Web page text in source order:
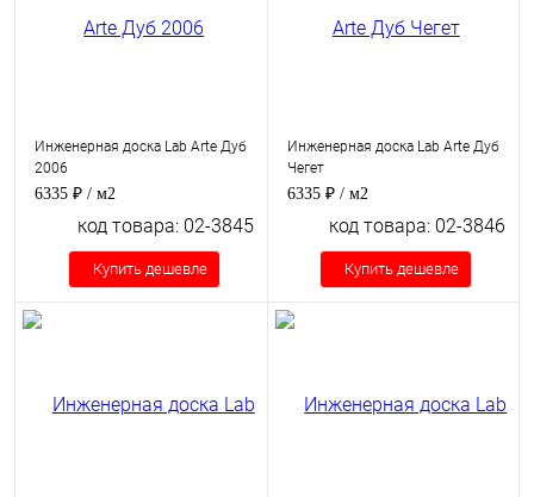
Инженерная доска Lab Arte Дуб
2006
6335 ₽ / м2
код товара: 02-3845
Купить дешевле
Инженерная доска Lab Arte Дуб
Чегет
6335 ₽ / м2
код товара: 02-3846
Купить дешевле